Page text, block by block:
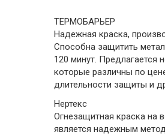
ТЕРМОБАРЬЕР
Надежная краска,
Способна защитить
120 минут. Предлагается
которые различны по
длительности защиты и
Нертекс
Огнезащитная краска на
является надежным